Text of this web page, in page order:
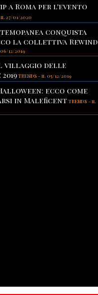
a Roma per l'evento
il 27/01/2020
conquista
la collettiva Rewind
12/2019
villaggio delle
TRENDS -il 05/12/2019
ecco come
in Maleficent TRENDS -il